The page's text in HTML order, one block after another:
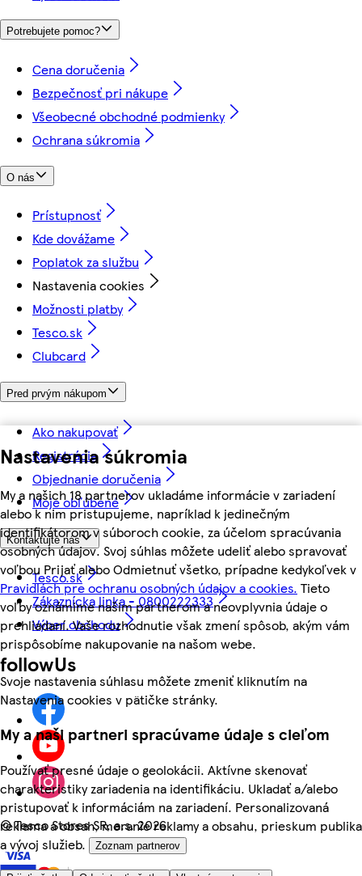
Nastavenia súkromia
My a našich 18 partnerov ukladáme informácie v zariadení
alebo k nim pristupujeme, napríklad k jedinečným
identifikátorom v súboroch cookie, za účelom spracúvania
osobných údajov. Svoj súhlas môžete udeliť alebo spravovať
voľbou Prijať alebo Odmietnuť všetko, prípadne kedykoľvek v
Pravidlách pre ochranu osobných údajov a cookies. Tieto
voľby oznámime našim partnerom a neovplyvnia údaje o
prehliadaní. Vaše rozhodnutie však zmení spôsob, akým vám
prispôsobíme nakupovanie na našom webe.
Svoje nastavenia súhlasu môžete zmeniť kliknutím na
Nastavenia cookies v pätičke stránky.
My a naši partneri spracúvame údaje s cieľom
Používať presné údaje o geolokácii. Aktívne skenovať
charakteristiky zariadenia na identifikáciu. Ukladať a/alebo
pristupovať k informáciám na zariadení. Personalizovaná
reklama a obsah, meranie reklamy a obsahu, prieskum publika
a vývoj služieb.
Zoznam partnerov
Potrebujete pomoc?
Cena doručenia
Bezpečnosť pri nákupe
Všeobecné obchodné podmienky
Ochrana súkromia
O nás
Prístupnosť
Kde dovážame
Poplatok za službu
Nastavenia cookies
Možnosti platby
Tesco.sk
Clubcard
Pred prvým nákupom
Ako nakupovať
Registrácia
Objednanie doručenia
Moje obľúbené
Kontaktujte nás
Tesco.sk
Zákaznícka linka - 0800222333
Výber obchodu
followUs
©Tesco Stores SR, a.s. 2026